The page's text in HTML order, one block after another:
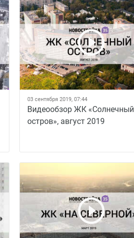
03 сентября 2019, 07:44
Видеообзор ЖК «Солнечный
остров», август 2019